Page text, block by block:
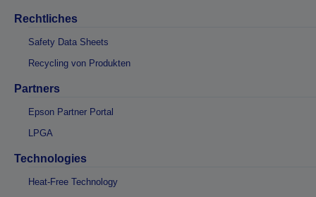
Rechtliches
Safety Data Sheets
Recycling von Produkten
Partners
Epson Partner Portal
LPGA
Technologies
Heat-Free Technology